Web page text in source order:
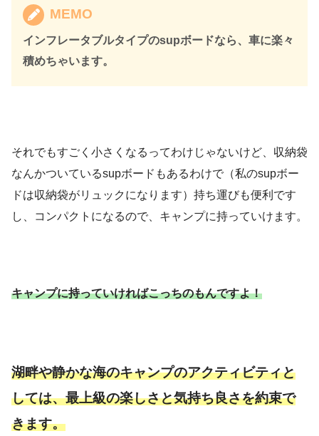
MEMO
インフレータブルタイプのsupボードなら、車に楽々
積めちゃいます。
それでもすごく小さくなるってわけじゃないけど、収納袋
なんかついているsupボードもあるわけで（私のsupボー
ドは収納袋がリュックになります）持ち運びも便利です
し、コンパクトになるので、キャンプに持っていけます。
キャンプに持っていければこっちのもんですよ！
湖畔や静かな海のキャンプのアクティビティと
しては、最上級の楽しさと気持ち良さを約束で
きます。